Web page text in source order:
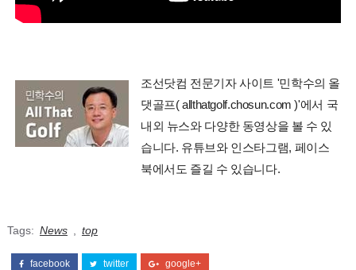
조선닷컴 전문기자 사이트 '민학수의 올
댓골프( allthatgolf.chosun.com )'에서 국
내외 뉴스와 다양한 동영상을 볼 수 있
습니다. 유튜브와 인스타그램, 페이스
북에서도 즐길 수 있습니다.
Tags: News top
facebook twitter google+